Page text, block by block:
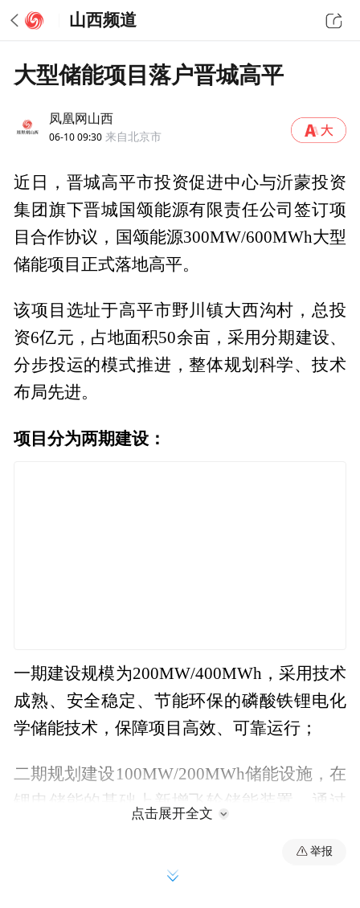
山西频道
大型储能项目落户晋城高平
凤凰网山西
06-10 09:30 来自北京市
近日，晋城高平市投资促进中心与沂蒙投资
集团旗下晋城国颂能源有限责任公司签订项
目合作协议，国颂能源300MW/600MWh大型
储能项目正式落地高平。
该项目选址于高平市野川镇大西沟村，总投
资6亿元，占地面积50余亩，采用分期建设、
分步投运的模式推进，整体规划科学、技术
布局先进。
项目分为两期建设：
一期建设规模为200MW/400MWh，采用技术
成熟、安全稳定、节能环保的磷酸铁锂电化
学储能技术，保障项目高效、可靠运行；
二期规划建设100MW/200MWh储能设施，在
锂电储能的基础上新增飞轮储能装置，通过
点击展开全文
举报